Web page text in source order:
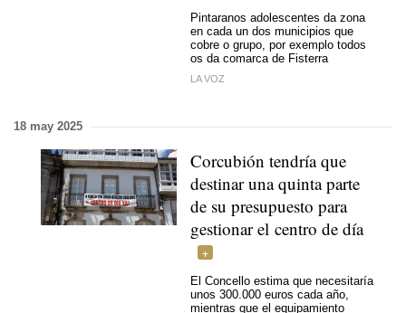
Pintaranos adolescentes da zona
en cada un dos municipios que
cobre o grupo, por exemplo todos
os da comarca de Fisterra
LA VOZ
18 may 2025
Corcubión tendría que
destinar una quinta parte
de su presupuesto para
gestionar el centro de día
El Concello estima que necesitaría
unos 300.000 euros cada año,
mientras que el equipamiento